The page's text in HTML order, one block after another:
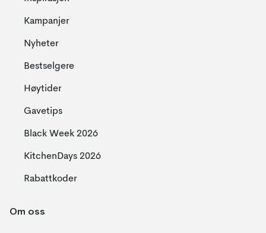
Kampanjer
Nyheter
Bestselgere
Høytider
Gavetips
Black Week 2026
KitchenDays 2026
Rabattkoder
Om oss